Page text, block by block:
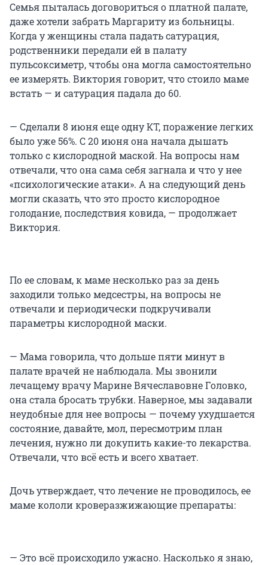
Семья пыталась договориться о платной палате,
даже хотели забрать Маргариту из больницы.
Когда у женщины стала падать сатурация,
родственники передали ей в палату
пульсоксиметр, чтобы она могла самостоятельно
ее измерять. Виктория говорит, что стоило маме
встать — и сатурация падала до 60.
— Сделали 8 июня еще одну КТ, поражение легких
было уже 56%. С 20 июня она начала дышать
только с кислородной маской. На вопросы нам
отвечали, что она сама себя загнала и что у нее
«психологические атаки». А на следующий день
могли сказать, что это просто кислородное
голодание, последствия ковида, — продолжает
Виктория.
По ее словам, к маме несколько раз за день
заходили только медсестры, на вопросы не
отвечали и периодически подкручивали
параметры кислородной маски.
— Мама говорила, что дольше пяти минут в
палате врачей не наблюдала. Мы звонили
лечащему врачу Марине Вячеславовне Головко,
она стала бросать трубки. Наверное, мы задавали
неудобные для нее вопросы — почему ухудшается
состояние, давайте, мол, пересмотрим план
лечения, нужно ли докупить какие-то лекарства.
Отвечали, что всё есть и всего хватает.
Дочь утверждает, что лечение не проводилось, ее
маме кололи кроверазжижающие препараты:
— Это всё происходило ужасно. Насколько я знаю,